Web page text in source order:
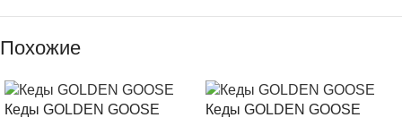
Похожие
Кеды GOLDEN GOOSE Кеды GOLDEN GOOSE